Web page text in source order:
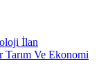
İlan
Tarım Ve Ekonomi